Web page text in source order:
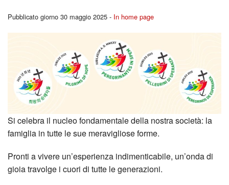
Rubriche
Contatti
Pubblicato giorno 30 maggio 2025 - In home page
Si celebra il nucleo fondamentale della nostra società: la
famiglia in tutte le sue meravigliose forme.
Pronti a vivere un’esperienza indimenticabile, un’onda di
gioia travolge i cuori di tutte le generazioni.